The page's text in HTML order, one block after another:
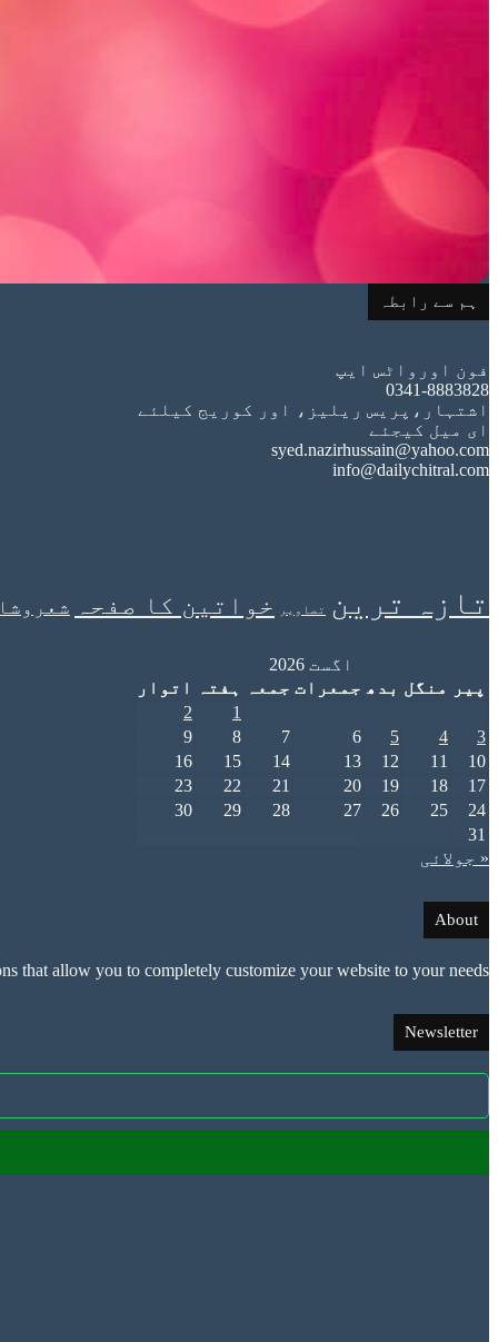
ہم سے رابطہ
فون اورواٹس ایپ
0341-8883828
اشتہار،پریس ریلیز، اور کوریج کیلئے
ای میل کیجئے
syed.nazirhussain@yahoo.com
info@dailychitral.com
تازہ ترین تصاویر خواتین کا صفحہ
اگست 2026
پیر
منگل بدھ جمعرات جمعہ ہفتہ
اتوار
1
2
3
4
5
6
7
8
9
10
11
12
13
14
15
16
17
18
19
20
21
22
23
24
25
26
27
28
29
30
31
« جولائی
About
that allow you to completely customize your website to your needs.
Newsletter
Enter
Email